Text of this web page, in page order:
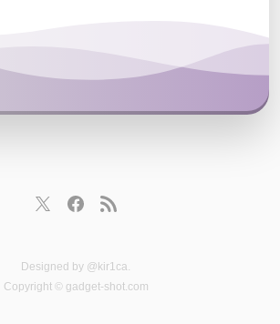
Designed by @kir1ca.
Copyright © gadget-shot.com